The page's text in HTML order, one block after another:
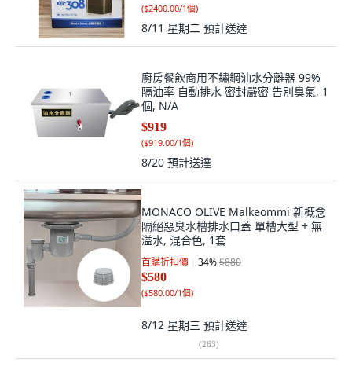
($2400.00/1個)
8/11 星期二 預計送達
廚房餐飲商用不鏽鋼油水分離器 99%
隔油率 自動排水 密封嚴密 告別臭氣, 1
個, N/A
$919
($919.00/1個)
8/20 預計送達
MONACO OLIVE Malkeommi 新概念
隔絕惡臭水槽排水口蓋 單槽大型 + 無
溢水, 混合色, 1套
首購折扣價 34%$880
$580
($580.00/1個)
8/12 星期三 預計送達
(263)